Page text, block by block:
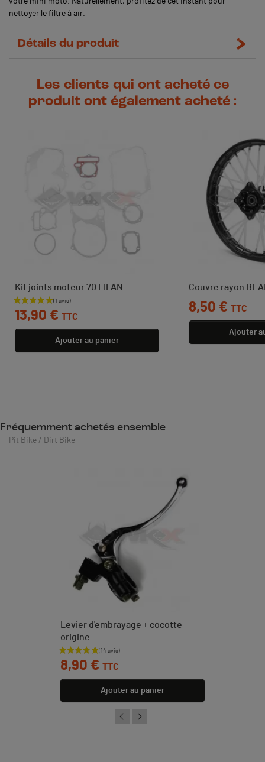
nettoyer le filtre à air.
Détails du produit
Les clients qui ont acheté ce
produit ont également acheté :
Kit joints moteur 70 LIFAN
Prix
13,90 € TTC
Ajouter au panier
Couvre rayon
Prix
8,50 € TTC
Ajouter
Fréquemment achetés ensemble
Pit Bike / Dirt Bike
Levier d'embrayage + cocotte
origine
Prix
8,90 € TTC
Ajouter au panier